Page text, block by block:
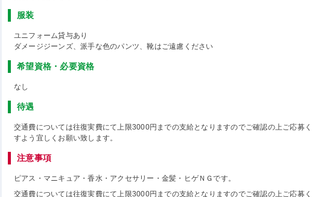
服装
ユニフォーム貸与あり
ダメージジーンズ、派手な色のパンツ、靴はご遠慮ください
希望資格・必要資格
なし
待遇
交通費については往復実費にて上限3000円までの支給となりますのでご確認の上ご応募
すよう宜しくお願い致します。
注意事項
ピアス・マニキュア・香水・アクセサリー・金髪・ヒゲＮＧです。
交通費については往復実費にて上限3000円までの支給となりますのでご確認の上ご応募